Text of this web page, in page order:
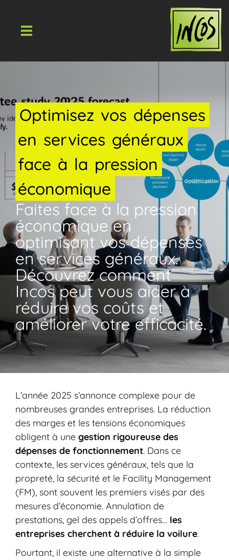
Optimisez vos dépenses
en services généraux
face à la pression
économique
Faites face à la pression
économique en
optimisant vos dépenses
en services généraux.
Découvrez comment
Incos peut vous aider à
réduire vos coûts et
améliorer votre efficacité.
L’année 2025 s’annonce complexe pour de
nombreuses grandes entreprises. La réduction
des marges et les tensions économiques
obligent à une gestion rigoureuse des
dépenses de fonctionnement. Dans ce
contexte, les services généraux, tels que la
propreté, la sécurité et le Facility Management
(FM), sont souvent les premiers visés par des
mesures d’économie. Annulation de
prestations, gel des appels d’offres… les
entreprises cherchent à réduire la voilure.
Pourtant, il existe une alternative à la simple